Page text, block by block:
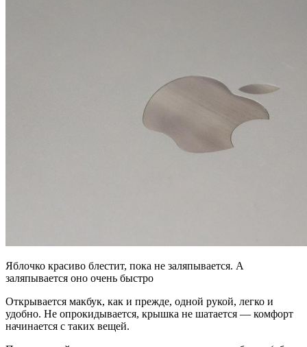
Яблочко красиво блестит, пока не заляпывается. А
заляпывается оно очень быстро
Открывается макбук, как и прежде, одной рукой, легко и
удобно. Не опрокидывается, крышка не шатается — комфорт
начинается с таких вещей.